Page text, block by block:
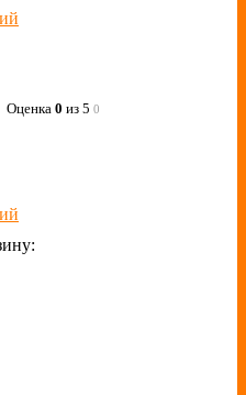
Оценка 0 из 5 0